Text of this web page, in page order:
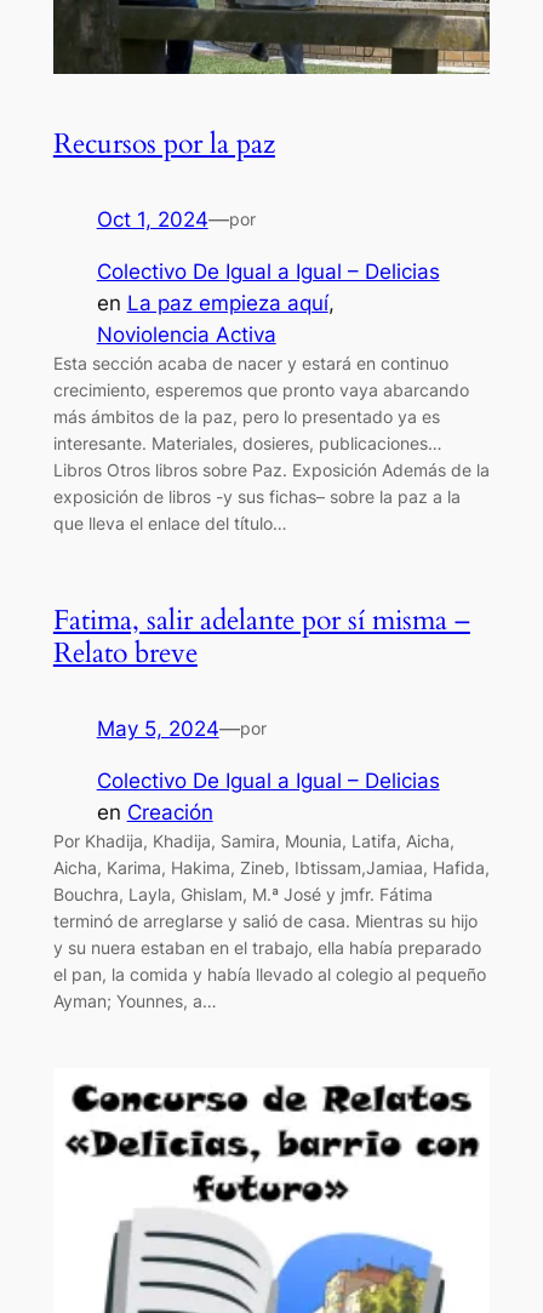
Recursos por la paz
Oct 1, 2024—por
Colectivo De Igual a Igual – Delicias
en La paz empieza aquí
Noviolencia Activa
Esta sección acaba de nacer y estará en continuo
crecimiento, esperemos que pronto vaya abarcando
más ámbitos de la paz, pero lo presentado ya es
interesante. Materiales, dosieres, publicaciones…
Libros Otros libros sobre Paz. Exposición Además de la
exposición de libros -y sus fichas– sobre la paz a la
que lleva el enlace del título…
Fatima, salir adelante por sí misma –
Relato breve
May 5, 2024—por
Colectivo De Igual a Igual – Delicias
en Creación
Por Khadija, Khadija, Samira, Mounia, Latifa, Aicha,
Aicha, Karima, Hakima, Zineb, Ibtissam,Jamiaa, Hafida,
Bouchra, Layla, Ghislam, M.ª José y jmfr. Fátima
terminó de arreglarse y salió de casa. Mientras su hijo
y su nuera estaban en el trabajo, ella había preparado
el pan, la comida y había llevado al colegio al pequeño
Ayman; Younnes, a…